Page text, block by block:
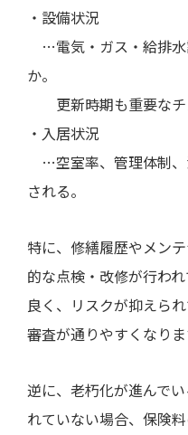
・設備状況
…電気・ガス・給排水
か。
更新時期も重要なチ
・入居状況
…空室率、管理体制、
される。
特に、修繕履歴やメン
的な点検・改修が行わ
良く、リスクが抑えら
審査が通りやすくなりま
逆に、老朽化が進んで
れていない場合、保険